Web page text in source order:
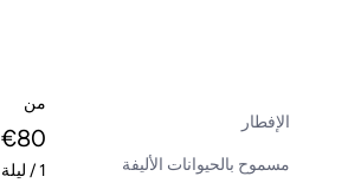
الإفطار
مسموح بالحيوانات الأليفة
من
€80
1
/ ليلة